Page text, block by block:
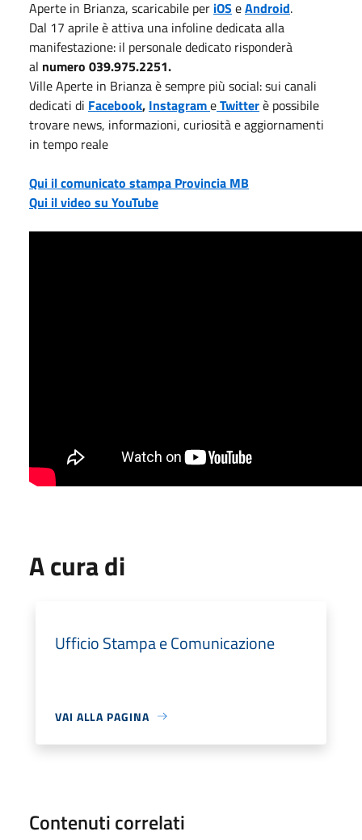
Aperte in Brianza, scaricabile per iOS eAndroid.
Dal 17 aprile è attiva una infoline dedicata alla
manifestazione: il personale dedicato risponderà
al numero 039.975.2251.
Ville Aperte in Brianza è sempre più social: sui canali
dedicati di Facebook, InstagrameTwitterè possibile
trovare news, informazioni, curiosità e aggiornamenti
in tempo reale
Qui il comunicato stampa Provincia MB
Qui il video su YouTube
A cura di
Ufficio Stampa e Comunicazione
VAI ALLA PAGINA
Contenuti correlati